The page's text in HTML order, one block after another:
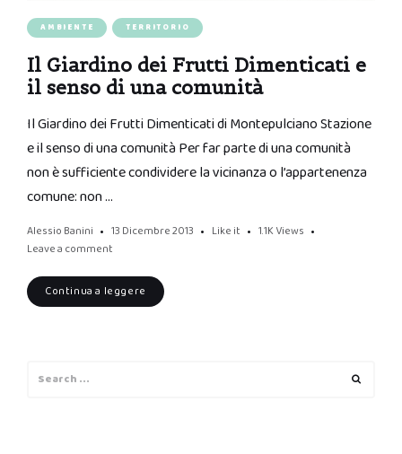
AMBIENTE TERRITORIO
Il Giardino dei Frutti Dimenticati e
il senso di una comunità
Il Giardino dei Frutti Dimenticati di Montepulciano Stazione
e il senso di una comunità Per far parte di una comunità
non è sufficiente condividere la vicinanza o l’appartenenza
comune: non …
Alessio Banini 13 Dicembre 2013 Like it 1.1K Views
Leave a comment
Continua a leggere
for: